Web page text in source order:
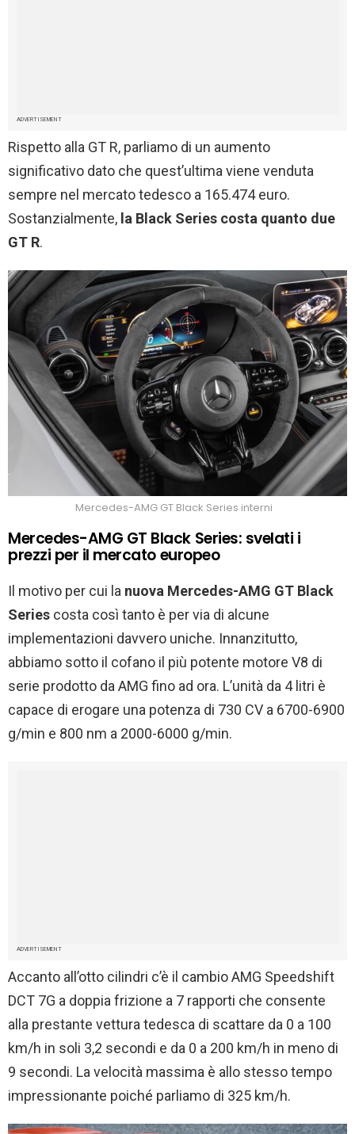
ADVERTISEMENT
Rispetto alla GT R, parliamo di un aumento
significativo dato che quest’ultima viene venduta
sempre nel mercato tedesco a 165.474 euro.
Sostanzialmente, la Black Series costa quanto due
GT R.
Mercedes-AMG GT Black Series interni
Mercedes-AMG GT Black Series: svelati i
prezzi per il mercato europeo
Il motivo per cui la nuova Mercedes-AMG GT Black
Series costa così tanto è per via di alcune
implementazioni davvero uniche. Innanzitutto,
abbiamo sotto il cofano il più potente motore V8 di
serie prodotto da AMG fino ad ora. L’unità da 4 litri è
capace di erogare una potenza di 730 CV a 6700-6900
g/min e 800 nm a 2000-6000 g/min.
ADVERTISEMENT
Accanto all’otto cilindri c’è il cambio AMG Speedshift
DCT 7G a doppia frizione a 7 rapporti che consente
alla prestante vettura tedesca di scattare da 0 a 100
km/h in soli 3,2 secondi e da 0 a 200 km/h in meno di
9 secondi. La velocità massima è allo stesso tempo
impressionante poiché parliamo di 325 km/h.